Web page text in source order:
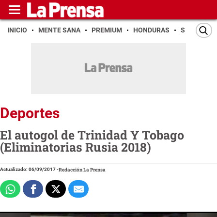
INICIO MENTE SANA PREMIUM HONDURAS SAN PEDRO
Deportes
El autogol de Trinidad Y Tobago
(Eliminatorias Rusia 2018)
Actualizado: 06/09/2017-Redacción La Prensa